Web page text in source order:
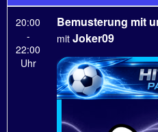
20:00
-
22:00
Uhr
Bemusterung mit
mit Joker09